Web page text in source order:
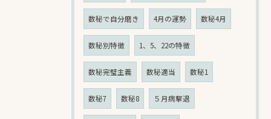
数秘で自分磨き 4月の運勢 数秘4月
数秘別特徴 1、5、22の特徴
数秘完璧主義 数秘適当 数秘1
数秘7 数秘8 ５月病撃退